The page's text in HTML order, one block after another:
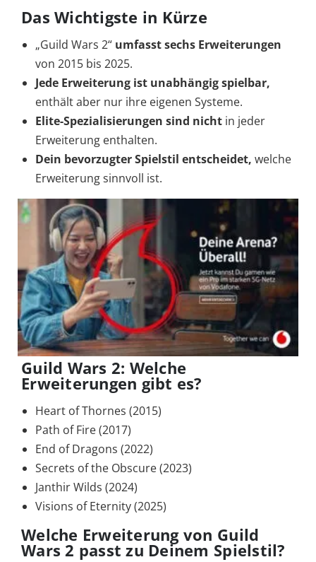
Das Wichtigste in Kürze
„Guild Wars 2“ umfasstsechs Erweiterungen
von 2015 bis 2025.
Jede Erweiterung ist unabhängig spielbar,
enthält aber nur ihre eigenen Systeme.
Elite-Spezialisierungen sind nicht in jeder
Erweiterung enthalten.
Dein bevorzugter Spielstil entscheidet, welche
Erweiterung sinnvoll ist.
Guild Wars 2: Welche
Erweiterungen gibt es?
Heart of Thornes (2015)
Path of Fire (2017)
End of Dragons (2022)
Secrets of the Obscure (2023)
Janthir Wilds (2024)
Visions of Eternity (2025)
Welche Erweiterung von Guild
Wars 2 passt zu Deinem Spielstil?